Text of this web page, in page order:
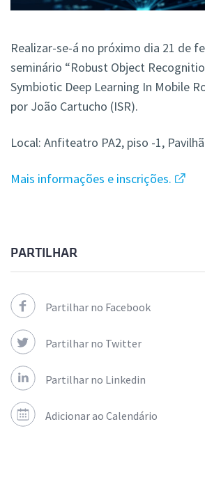
Realizar-se-á no próximo dia 21 de
seminário “Robust Object
Symbiotic Deep Learning In Mobile
por João Cartucho (ISR).
Local: Anfiteatro PA2, piso -1,
Mais informações e inscrições.
PARTILHAR
Partilhar no Facebook
Partilhar no Twitter
Partilhar no Linkedin
Adicionar ao Calendário